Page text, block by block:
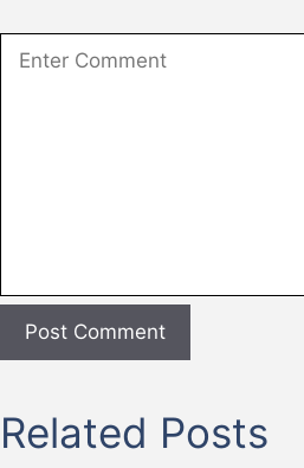
Related Posts